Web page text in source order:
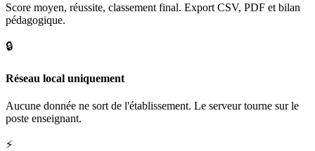
Score moyen, réussite, classement final. Export CSV, PDF et bilan
pédagogique.
🔒
Réseau local uniquement
Aucune donnée ne sort de l'établissement. Le serveur tourne sur le
poste enseignant.
⚡